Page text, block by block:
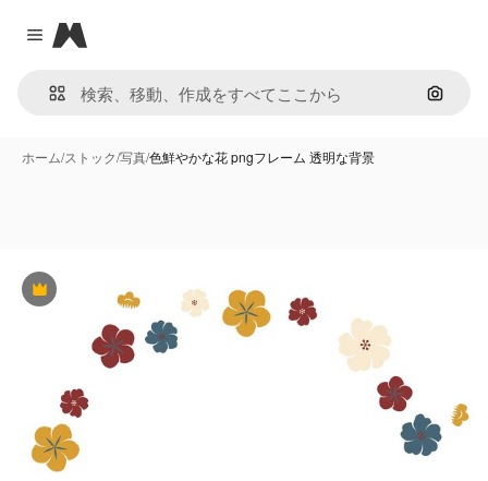
Close menu
Magnific
画像で
ホーム/ストック/写真/色鮮やかな花 pngフレーム 透明な背景
Premium